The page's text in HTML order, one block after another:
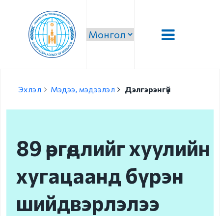
чиглэл
Стратеги зорилго,
зорилт
Чиг үүрэг
Эхлэл Мэдээ, мэдээлэл Дэлгэрэнгүй
89 өргөдлийг хуулийн
хугацаанд бүрэн
шийдвэрлэлээ